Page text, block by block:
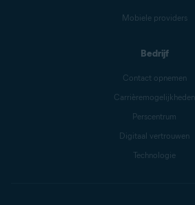
Mobiele providers
Bedrijf
Contact opnemen
Carrièremogelijkheden
Perscentrum
Digitaal vertrouwen
Technologie